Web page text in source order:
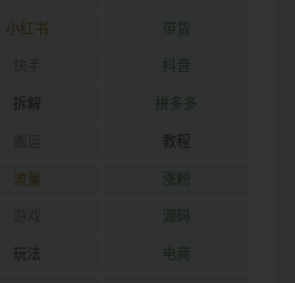
小红书 带货
抖音
拆解 拼多多
教程
流量 涨粉
源码
玩法 电商